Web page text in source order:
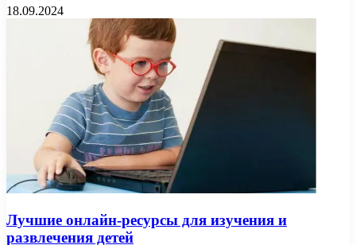
18.09.2024
Лучшие онлайн-ресурсы для изучения и
развлечения детей